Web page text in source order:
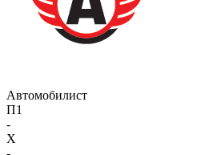
Автомобилист
П1
-
X